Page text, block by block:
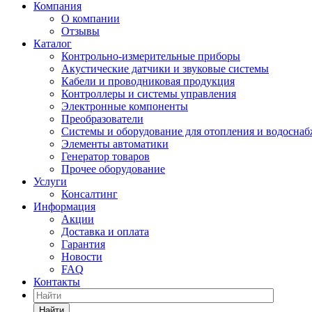
Компания
О компании
Отзывы
Каталог
Контрольно-измерительные приборы
Акустические датчики и звуковые системы
Кабели и проводниковая продукция
Контроллеры и системы управления
Электронные компоненты
Преобразователи
Системы и оборудование для отопления и
Элементы автоматики
Генератор товаров
Прочее оборудование
Услуги
Консалтинг
Информация
Акции
Доставка и оплата
Гарантия
Новости
FAQ
Контакты